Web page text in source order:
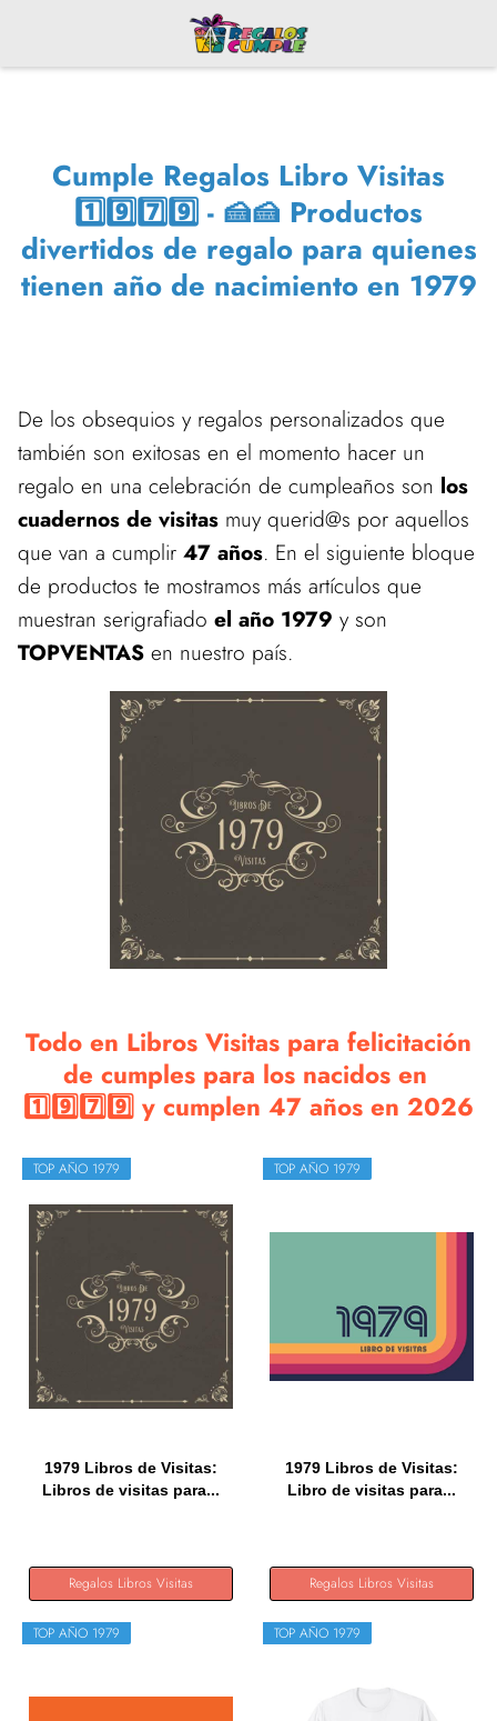
Cumple Regalos Libro Visitas
1️⃣9️⃣7️⃣9️⃣ - 🍰🍰 Productos
divertidos de regalo para quienes
tienen año de nacimiento en 1979
De los obsequios y regalos personalizados que
también son exitosas en el momento hacer un
regalo en una celebración de cumpleaños son los
cuadernos de visitas muy querid@s por aquellos
que van a cumplir 47 años. En el siguiente bloque
de productos te mostramos más artículos que
muestran serigrafiado el año 1979 y son
TOPVENTAS en nuestro país.
Todo en Libros Visitas para felicitación
de cumples para los nacidos en
1️⃣9️⃣7️⃣9️⃣ y cumplen 47 años en 2026
TOP AÑO 1979
1979 Libros de Visitas:
Libros de visitas para...
Regalos Libros Visitas
TOP AÑO 1979
1979 Libros de Visitas:
Libro de visitas para...
Regalos Libros Visitas
TOP AÑO 1979 TOP AÑO 1979